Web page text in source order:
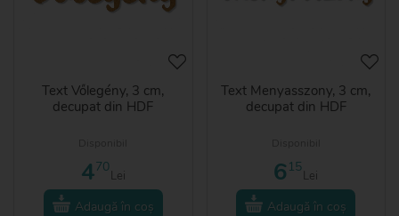
Text Vőlegény, 3 cm,
decupat din HDF
470
Lei
Adaugă în coș
Text Menyasszony, 3 cm,
decupat din HDF
6 15
Lei
Adaugă în coș